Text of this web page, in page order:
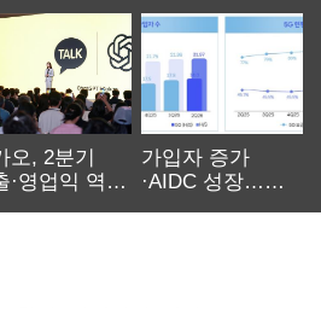
오, 2분기
·영업익 역대
가입자 증가
·AIDC 성장…